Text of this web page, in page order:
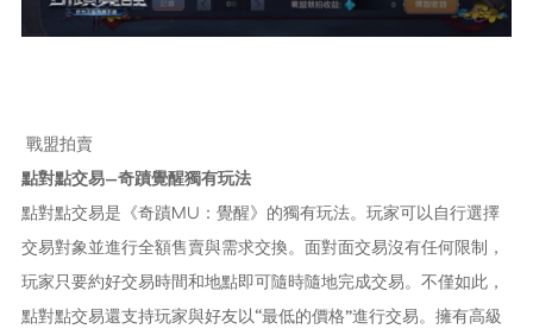
戰盟拍賣
點對點交易—奇蹟覺醒獨有玩法
點對點交易是《奇蹟MU：覺醒》的獨有玩法。玩家可以自行選擇
交易對象並進行全額售賣與需求交換。面對面交易沒有任何限制，
玩家只要約好交易時間和地點即可隨時隨地完成交易。不僅如此，
點對點交易還支持玩家與好友以“最低的價格”進行交易。擁有高級